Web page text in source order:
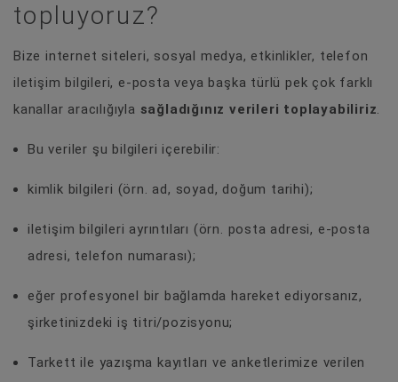
topluyoruz?
Bize internet siteleri, sosyal medya, etkinlikler, telefon
iletişim bilgileri, e-posta veya başka türlü pek çok farklı
kanallar aracılığıyla sağladığınız verileri toplayabiliriz.
Bu veriler şu bilgileri içerebilir:
kimlik bilgileri (örn. ad, soyad, doğum tarihi);
iletişim bilgileri ayrıntıları (örn. posta adresi, e-posta
adresi, telefon numarası);
eğer profesyonel bir bağlamda hareket ediyorsanız,
şirketinizdeki iş titri/pozisyonu;
Tarkett ile yazışma kayıtları ve anketlerimize verilen